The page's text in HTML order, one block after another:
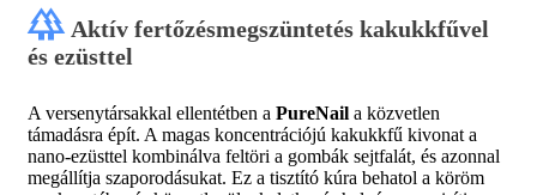
forest Aktív fertőzésmegszüntetés kakukkfűvel
és ezüsttel
A versenytársakkal ellentétben aPureNail a közvetlen
támadásra épít. A magas koncentrációjú kakukkfű kivonat a
nano-ezüsttel kombinálva feltöri a gombák sejtfalát, és azonnal
megállítja szaporodásukat. Ez a tisztító kúra behatol a köröm